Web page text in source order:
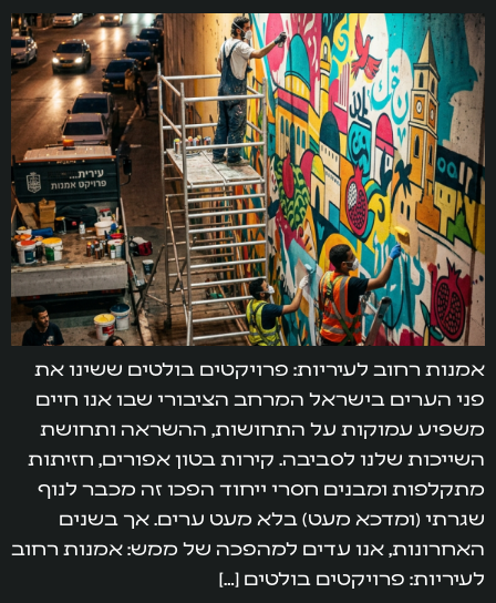
אמנות רחוב לעיריות: פרויקטים בולטים ששינו את
פני הערים בישראל המרחב הציבורי שבו אנו חיים
משפיע עמוקות על התחושות, ההשראה ותחושת
השייכות שלנו לסביבה. קירות בטון אפורים, חזיתות
מתקלפות ומבנים חסרי ייחוד הפכו זה מכבר לנוף
שגרתי (ומדכא מעט) בלא מעט ערים. אך בשנים
האחרונות, אנו עדים למהפכה של ממש: אמנות רחוב
לעיריות: פרויקטים בולטים […]